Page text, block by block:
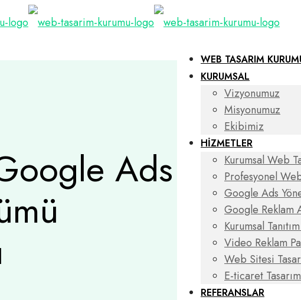
WEB TASARIM
KURUMSAL
Vizyonumuz
Misyonumuz
Ekibimiz
HİZMETLER
Kurumsal Web
Profesyonel
Google Ads
Google Reklam
Kurumsal
Video Reklam
Web Sitesi
E-ticaret
REFERANSLAR
Ads